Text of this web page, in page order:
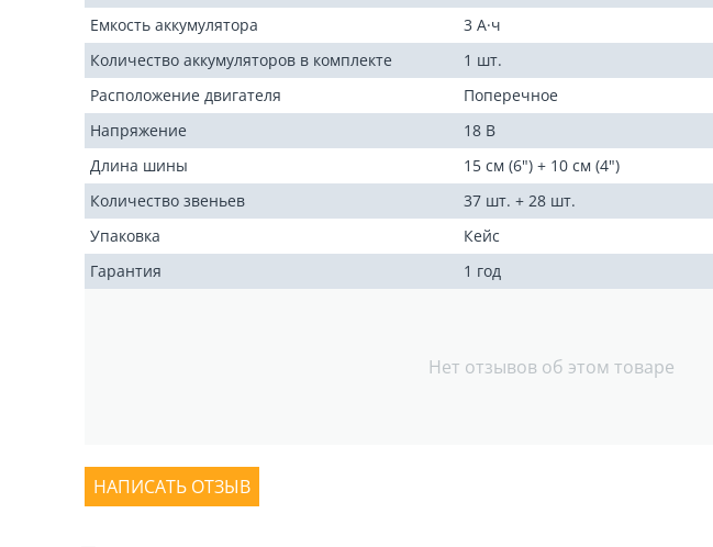
Емкость аккумулятора
3 А·ч
Количество аккумуляторов в комплекте
1 шт.
Расположение двигателя
Поперечное
Напряжение
18 В
Длина шины
15 см (6") + 10 см (4")
Количество звеньев
37 шт. + 28 шт.
Упаковка
Кейс
Гарантия
1 год
Нет отзывов об этом товаре
НАПИСАТЬ ОТЗЫВ